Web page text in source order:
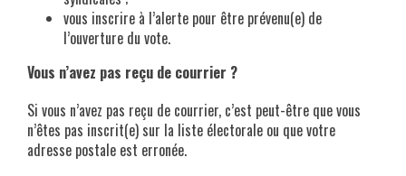
vous inscrire à l’alerte pour être prévenu(e) de
l’ouverture du vote.
Vous n’avez pas reçu de courrier ?
Si vous n’avez pas reçu de courrier, c’est peut-être que vous
n’êtes pas inscrit(e) sur la liste électorale ou que votre
adresse postale est erronée.